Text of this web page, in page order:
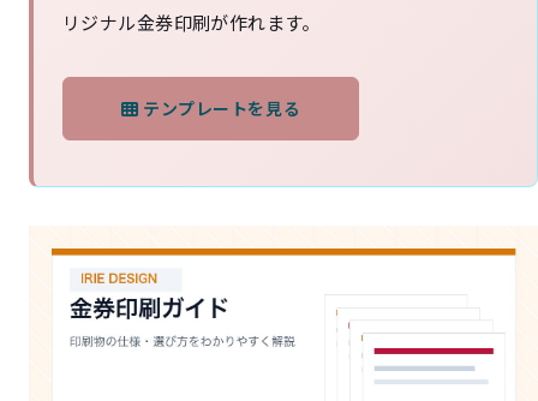
リジナル金券印刷が作れます。
テンプレートを見る